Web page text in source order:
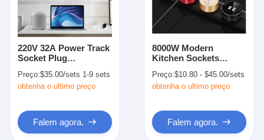
220V 32A Power Track
Socket Plug
Extensão Para Quarto
Preço:$35.00/sets 1-9 sets
obtenha o ultimo preço
Falem agora.
8000W Modern
Kitchen Sockets
Rail para vários
aparelhos
Preço:$10.80 - $45.00/sets
obtenha o ultimo preço
Falem agora.